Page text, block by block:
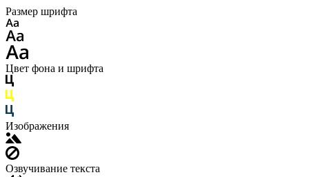
Размер шрифта
Цвет фона и шрифта
Изображения
Озвучивание текста